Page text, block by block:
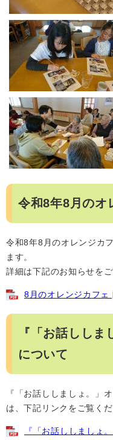
令和8年8月のオ
令和8年8月のオレンジカ
ます。
詳細は下記のお知らせをご
8月のオレンジカフ
『「お話ししま
について
『「お話ししましょ。」
は、下記リンクをご覧くだ
『「お話ししましょ